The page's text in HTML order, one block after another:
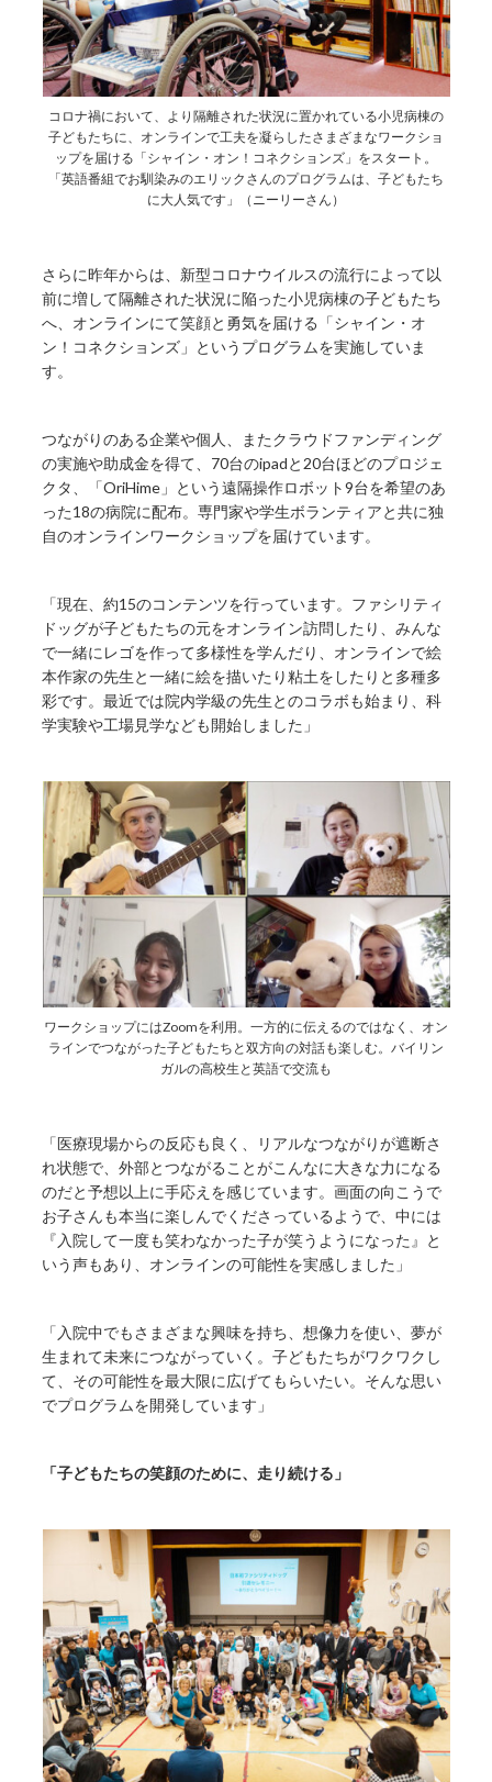
コロナ禍において、より隔離された状況に置かれている小児病棟の
子どもたちに、オンラインで工夫を凝らしたさまざまなワークショ
ップを届ける「シャイン・オン！コネクションズ」をスタート。
「英語番組でお馴染みのエリックさんのプログラムは、子どもたち
に大人気です」（ニーリーさん）
さらに昨年からは、新型コロナウイルスの流行によって以
前に増して隔離された状況に陥った小児病棟の子どもたち
へ、オンラインにて笑顔と勇気を届ける「シャイン・オ
ン！コネクションズ」というプログラムを実施していま
す。
つながりのある企業や個人、またクラウドファンディング
の実施や助成金を得て、70台のipadと20台ほどのプロジェ
クタ、「OriHime」という遠隔操作ロボット9台を希望のあ
った18の病院に配布。専門家や学生ボランティアと共に独
自のオンラインワークショップを届けています。
「現在、約15のコンテンツを行っています。ファシリティ
ドッグが子どもたちの元をオンライン訪問したり、みんな
で一緒にレゴを作って多様性を学んだり、オンラインで絵
本作家の先生と一緒に絵を描いたり粘土をしたりと多種多
彩です。最近では院内学級の先生とのコラボも始まり、科
学実験や工場見学なども開始しました」
ワークショップにはZoomを利用。一方的に伝えるのではなく、オン
ラインでつながった子どもたちと双方向の対話も楽しむ。バイリン
ガルの高校生と英語で交流も
「医療現場からの反応も良く、リアルなつながりが遮断さ
れ状態で、外部とつながることがこんなに大きな力になる
のだと予想以上に手応えを感じています。画面の向こうで
お子さんも本当に楽しんでくださっているようで、中には
『入院して一度も笑わなかった子が笑うようになった』と
いう声もあり、オンラインの可能性を実感しました」
「入院中でもさまざまな興味を持ち、想像力を使い、夢が
生まれて未来につながっていく。子どもたちがワクワクし
て、その可能性を最大限に広げてもらいたい。そんな思い
でプログラムを開発しています」
「子どもたちの笑顔のために、走り続ける」